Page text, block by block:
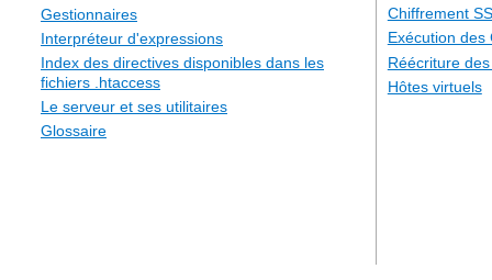
Gestionnaires
Interpréteur d'expressions
Index des directives disponibles dans les
fichiers .htaccess
Le serveur et ses utilitaires
Glossaire
Chiffrement
Exécution des
Réécriture
Hôtes virtuels